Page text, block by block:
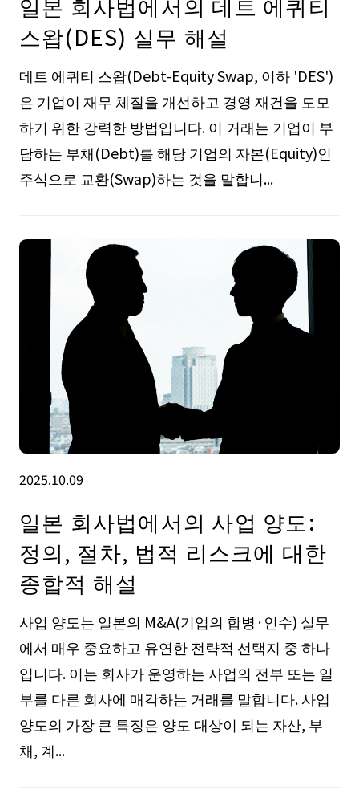
스왑(DES) 실무 해설
데트 에퀴티 스왑(Debt-Equity Swap, 이하 'DES')
은 기업이 재무 체질을 개선하고 경영 재건을 도모
하기 위한 강력한 방법입니다. 이 거래는 기업이 부
담하는 부채(Debt)를 해당 기업의 자본(Equity)인
주식으로 교환(Swap)하는 것을 말합니...
2025.10.09
일본 회사법에서의 사업 양도:
정의, 절차, 법적 리스크에 대한
종합적 해설
사업 양도는 일본의 M&A(기업의 합병·인수) 실무
에서 매우 중요하고 유연한 전략적 선택지 중 하나
입니다. 이는 회사가 운영하는 사업의 전부 또는 일
부를 다른 회사에 매각하는 거래를 말합니다. 사업
양도의 가장 큰 특징은 양도 대상이 되는 자산, 부
채, 계...